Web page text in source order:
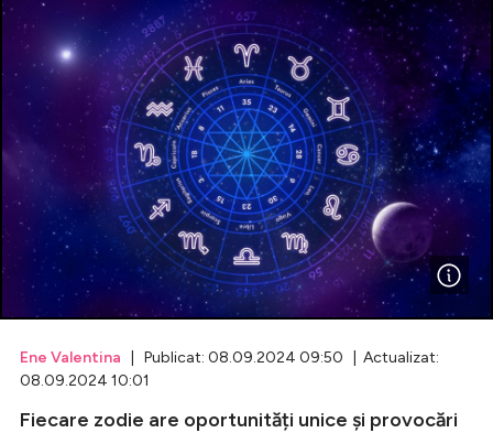
Evenimente
Emisiuni TV
Horoscop
Lifestyle
Celebrități
Breaking News
Ene Valentina | Publicat: 08.09.2024 09:50 | Actualizat:
08.09.2024 10:01
Fiecare zodie are oportunități unice și provocări